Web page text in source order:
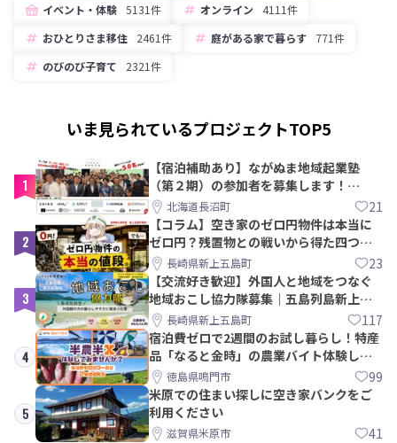
イベント・体験 5131件 オンライン
4111件
おひとりさま移住
2461件 庭がある家で暮らす
771件
のびのび子育て
2321件
いま見られているプロジェクトTOP5
1
【宿泊補助あり】ながぬま地域起業塾
（第２期）の参加者を募集します！
【8/21〆】
北海道長沼町 21
2
【コラム】空き家のゼロ円物件は本当に
ゼロ円？残置物との戦いから得た四つの
教訓｜新上五島町
長崎県新上五島町 23
3
【交流好き歓迎】外国人と地域をつなぐ
地域おこし協力隊募集｜五島列島新上五
島町長崎県新上五島町 117
4
宿泊費ゼロで2週間のお試し暮らし！特産
品「なると金時」の農業バイト体験して
みませんか？
徳島県鳴門市 99
5
米原での住まい探しに空き家バンクをご
利用ください
滋賀県米原市 41